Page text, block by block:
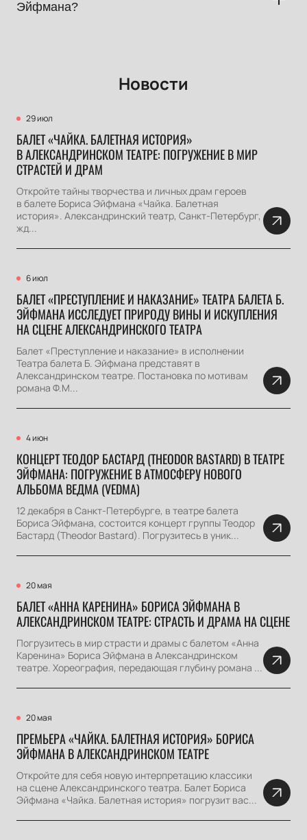
оплаты позволят вам быстро и легко выбрать лучшие места
в зале и совершить покупку. Не упустите возможность
Эйфмана?
Новости
29 июл
БАЛЕТ «ЧАЙКА. БАЛЕТНАЯ ИСТОРИЯ»
В АЛЕКСАНДРИНСКОМ ТЕАТРЕ: ПОГРУЖЕНИЕ В МИР
СТРАСТЕЙ И ДРАМ
Откройте тайны творчества и личных драм героев
в балете Бориса Эйфмана «Чайка. Балетная
история». Александринский театр, Санкт-Петербург,
жд...
6 июл
БАЛЕТ «ПРЕСТУПЛЕНИЕ И НАКАЗАНИЕ» ТЕАТРА БАЛЕТА Б.
ЭЙФМАНА ИССЛЕДУЕТ ПРИРОДУ ВИНЫ И ИСКУПЛЕНИЯ
НА СЦЕНЕ АЛЕКСАНДРИНСКОГО ТЕАТРА
Балет «Преступление и наказание» в исполнении
Театра балета Б. Эйфмана представят в
Александринском театре. Постановка по мотивам
романа Ф.М...
4 июн
КОНЦЕРТ ТЕОДОР БАСТАРД (THEODOR BASTARD) В ТЕАТРЕ
ЭЙФМАНА: ПОГРУЖЕНИЕ В АТМОСФЕРУ НОВОГО
АЛЬБОМА ВЕДМА (VEDMA)
12 декабря в Санкт-Петербурге, в театре балета
Бориса Эйфмана, состоится концерт группы Теодор
Бастард (Theodor Bastard). Погрузитесь в уник...
20 мая
БАЛЕТ «АННА КАРЕНИНА» БОРИСА ЭЙФМАНА В
АЛЕКСАНДРИНСКОМ ТЕАТРЕ: СТРАСТЬ И ДРАМА НА СЦЕНЕ
Погрузитесь в мир страсти и драмы с балетом «Анна
Каренина» Бориса Эйфмана в Александринском
театре. Хореография, передающая глубину романа ...
20 мая
ПРЕМЬЕРА «ЧАЙКА. БАЛЕТНАЯ ИСТОРИЯ» БОРИСА
ЭЙФМАНА В АЛЕКСАНДРИНСКОМ ТЕАТРЕ
Откройте для себя новую интерпретацию классики
на сцене Александринского театра. Балет Бориса
Эйфмана «Чайка. Балетная история» погрузит вас...